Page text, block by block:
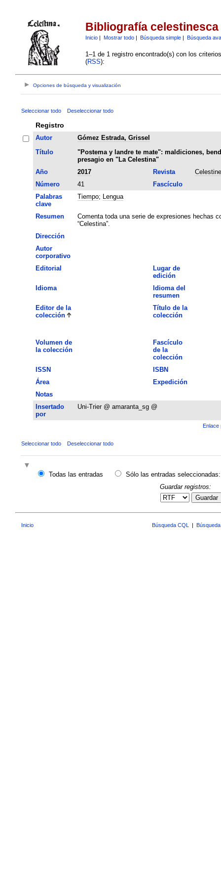
Bibliografía celestinesca
Inicio| Mostrar todo| Búsqueda simple| Búsqueda
1–1 de 1 registro encontrado(s) con los
(RSS):
Opciones de búsqueda y visualización
Seleccionar todo Deseleccionar todo
Registro
Autor
Gómez Estrada, Grissel
Título
"Postema y landre te mate": maldiciones,
presagio en "La Celestina"
Año
2017 Revista
Número
41
Fascículo
Palabras
clave
Tiempo; Lengua
Resumen
Comenta toda una serie de expresiones hechas
“Celestina”.
Dirección
Autor
corporativo
Editorial
Lugar de
edición
Idioma
Idioma del
resumen
Editor de la
colección
Título de la
colección
Volumen de
la colección
Fascículo
de la
colección
ISSN
ISBN
Área
Expedición
Notas
Insertado
por
Uni-Trier @ amaranta_sg @
Enlace
Seleccionar todo Deseleccionar todo
Todas las entradas
Sólo las entradas seleccionadas:
Guardar registros:
Guardar
Inicio Búsqueda CQL